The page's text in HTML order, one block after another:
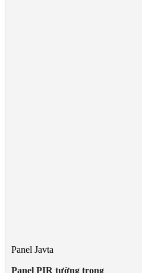
Panel Javta
Panel PIR tường trong